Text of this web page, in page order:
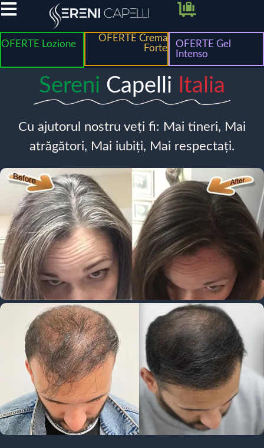
OFERTE Lozione
OFERTE Crema
Forte
OFERTE Gel
Intenso
Sereni Capelli Italia
Cu ajutorul nostru veți fi: Mai tineri, Mai
atrăgători, Mai iubiți, Mai respectați.